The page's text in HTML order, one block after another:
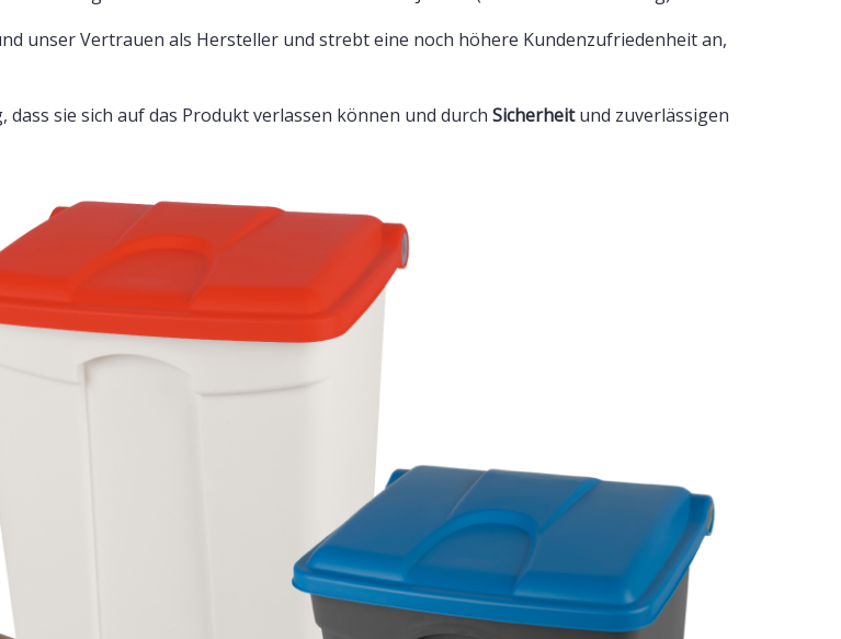
unser Vertrauen als Hersteller und strebt eine noch höhere Kundenzufriedenheit an,
sie sich auf das Produkt verlassen können und durch Sicherheitund zuverlässigen